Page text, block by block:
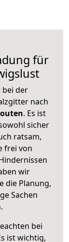
für
der
nach
. Es ist
sicher
ratsam,
frei von
wir
die Planung,
Sachen
bei
ist wichtig,